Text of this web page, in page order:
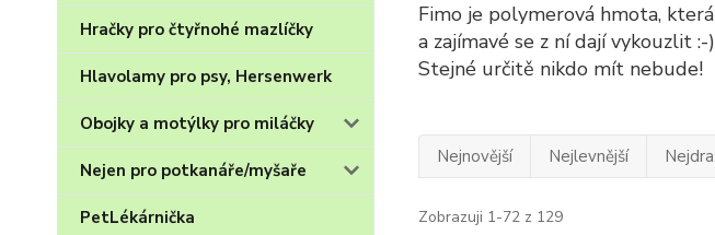
Hračky pro čtyřnohé mazlíčky
Hlavolamy pro psy, Hersenwerk
Obojky a motýlky pro miláčky
Nejen pro potkanáře/myšaře
PetLékárnička
Fimo je polymerová hmota,
a zajímavé se z ní dají vykouzlit
Stejné určitě nikdo mít nebude!
Nejnovější Nejlevnější
Zobrazuji 1-72 z 129